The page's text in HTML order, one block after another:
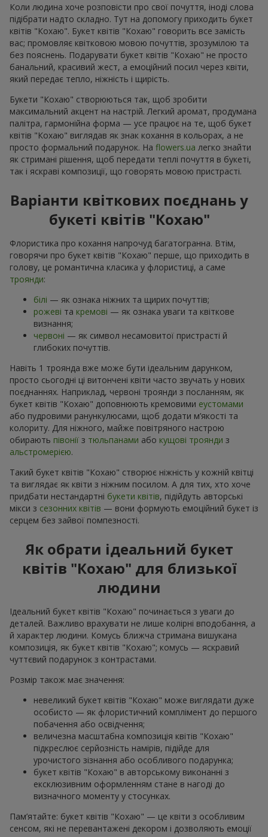
Коли людина хоче розповісти про свої почуття, іноді слова
підібрати надто складно. Тут на допомогу приходить букет
квітів "Кохаю". Букет квітів "Кохаю" говорить все замість
вас; промовляє квітковою мовою почуттів, зрозумілою та
без пояснень. Подарувати букет квітів "Кохаю" не просто
банальний, красивий жест, а емоційний посил через квіти,
який передає тепло, ніжність і щирість.
Букети "Кохаю" створюються так, щоб зробити
максимальний акцент на настрій. Легкий аромат, продумана
палітра, гармонійна форма — усе працює на те, щоб букет
квітів "Кохаю" виглядав як знак кохання в кольорах, а не
просто формальний подарунок. На flowers.ua легко знайти
як стримані рішення, щоб передати теплі почуття в букеті,
так і яскраві композиції, що говорять мовою пристрасті.
Варіанти квіткових поєднань у
букеті квітів "Кохаю"
Флористика про кохання напрочуд багатогранна. Втім,
говорячи про букет квітів "Кохаю" перше, що приходить в
голову, це романтична класика у флористиці, а саме
троянди:
білі — як ознака ніжних та щирих почуттів;
рожеві та кремові — як ознака уваги та квіткове
визнання;
червоні — як символ несамовитої пристрасті й
глибоких почуттів.
Навіть 1 троянда вже може бути ідеальним дарунком,
просто сьогодні ці витончені квіти часто звучать у нових
поєднаннях. Наприклад, червоні троянди з посланням, як
букет квітів "Кохаю" доповнюють кремовими еустомами
або пудровими ранункулюсами, щоб додати м’якості та
колориту. Для ніжного, майже повітряного настрою
обирають півонії з тюльпанами або кущові троянди з
альстромерією.
Такий букет квітів "Кохаю" створює ніжність у кожній квітці
та виглядає як квіти з ніжним посилом. А для тих, хто хоче
придбати нестандартні букети квітів, підійдуть авторські
мікси з сезонних квітів — вони формують емоційний букет із
серцем без зайвої помпезності.
Як обрати ідеальний букет
квітів "Кохаю" для близької
людини
Ідеальний букет квітів "Кохаю" починається з уваги до
деталей. Важливо врахувати не лише колірні вподобання, а
й характер людини. Комусь ближча стримана вишукана
композиція, як букет квітів "Кохаю"; комусь — яскравий
чуттєвий подарунок з контрастами.
Розмір також має значення:
невеликий букет квітів "Кохаю" може виглядати дуже
особисто — як флористичний комплімент до першого
побачення або освідчення;
величезна масштабна композиція квітів "Кохаю"
підкреслює серйозність намірів, підійде для
урочистого зізнання або особливого подарунка;
букет квітів "Кохаю" в авторському виконанні з
ексклюзивним оформленням стане в нагоді до
визначного моменту у стосунках.
Пам’ятайте: букет квітів "Кохаю" — це квіти з особливим
сенсом, які не перевантажені декором і дозволяють емоції